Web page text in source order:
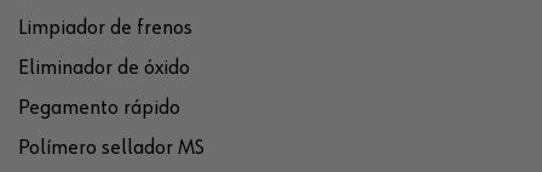
Limpiador de frenos
Eliminador de óxido
Pegamento rápido
Polímero sellador MS